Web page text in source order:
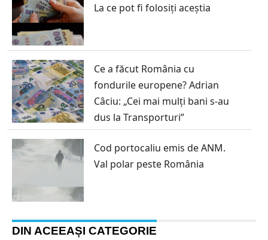
La ce pot fi folosiți aceștia
Ce a făcut România cu
fondurile europene? Adrian
Câciu: „Cei mai mulți bani s-au
dus la Transporturi”
Cod portocaliu emis de ANM.
Val polar peste România
DIN ACEEAȘI CATEGORIE